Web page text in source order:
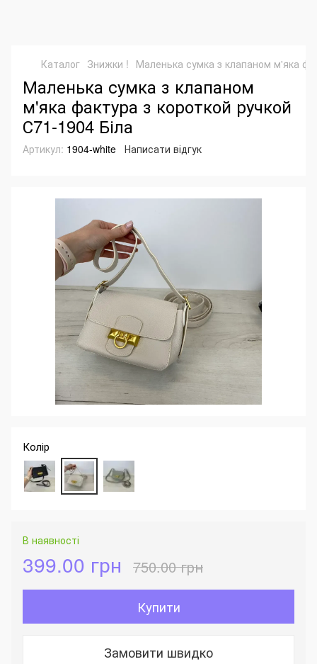
Каталог Знижки ! Маленька сумка з клапаном м'яка
Маленька сумка з клапаном
м'яка фактура з короткой ручкой
С71-1904 Біла
Артикул: 1904-white Написати відгук
Колір
В наявності
399.00 грн 750.00 грн
Купити
Замовити швидко